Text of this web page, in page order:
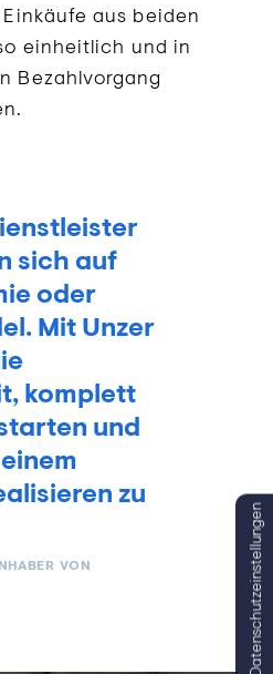
aus beiden
einheitlich und in
Bezahlvorgang
sich auf
oder
Mit Unzer
komplett
und
zu
VON
Datenschutzeinstellungen